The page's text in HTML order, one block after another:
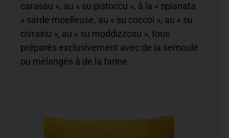
carasau », au « su pistoccu », à la « spianata
» sarde moelleuse, au « su coccoi », au « su
civraxiu », au « su moddizzosu », tous
préparés exclusivement avec de la semoule
ou mélangés à de la farine